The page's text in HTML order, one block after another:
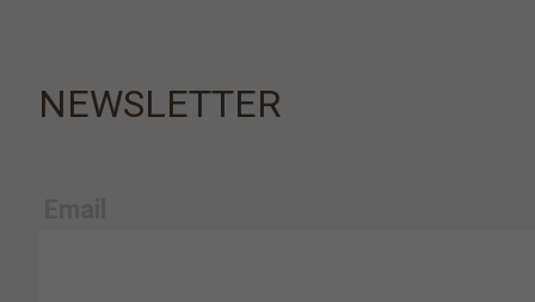
NEWSLETTER